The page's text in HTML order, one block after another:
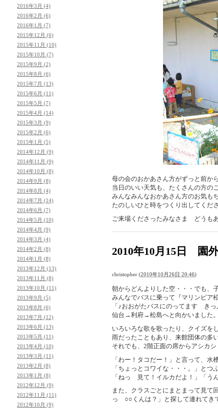
母の会のおかあさん方がずっと前か
当日のいい天気も、たくさんの方の
みんなみんなおかあさん方のお気も
たのしいひと時をつくり出してくだ
ご来場くださったみなさま どうも
2010年10月15日 園
christopher (2010年10月26日 20:46)
朝からどんよりした空・・・でも、
みんなでバスに乗って『マリンピア
「♪おおがたバスにのってます き
仙台→利府→松島へと向かいました
いろいろな歌を歌ったり、クイズを
雨だったこともあり、来館団体の多
それでも、2階正面の席からアシカ
「わー！タコだー！」と言って、
「ちょっとコワイな・・・。」と
「ねっ 見て！イルカだよ！」「う
また、クラスごとにまとまって見て
っ ○○くんは？」と探して連れてき
2016年3月 (4)
2016年2月 (6)
2016年1月 (7)
2015年12月 (6)
2015年11月 (10)
2015年10月 (7)
2015年9月 (2)
2015年8月 (6)
2015年7月 (13)
2015年6月 (11)
2015年5月 (7)
2015年4月 (14)
2015年3月 (9)
2015年2月 (6)
2015年1月 (5)
2014年12月 (9)
2014年11月 (9)
2014年10月 (8)
2014年9月 (8)
2014年8月 (4)
2014年7月 (14)
2014年6月 (7)
2014年5月 (10)
2014年4月 (9)
2014年3月 (4)
2014年2月 (8)
2014年1月 (8)
2013年12月 (13)
2013年11月 (8)
2013年10月 (11)
2013年9月 (5)
2013年8月 (6)
2013年7月 (12)
2013年6月 (13)
2013年5月 (11)
2013年4月 (10)
2013年3月 (11)
2013年2月 (8)
2013年1月 (8)
2012年12月 (9)
2012年11月 (11)
2012年10月 (9)